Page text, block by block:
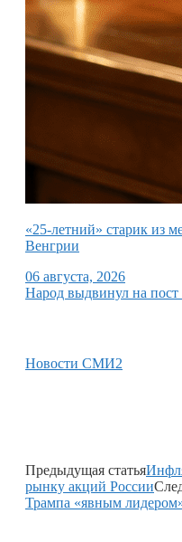
«25-летний» старик из
Венгрии
06 августа, 2026
Народ выдвинул на
Новости СМИ2
Предыдущая статья
рынку акций России
Трампа «явным